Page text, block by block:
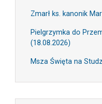
Zmarł ks. kanonik
Pielgrzymka do
(18.08.2026)
Msza Święta na